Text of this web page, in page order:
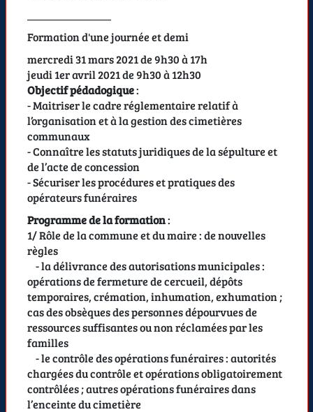
Formation d'une journée et demi
mercredi 31 mars 2021 de 9h30 à 17h
jeudi 1er avril 2021 de 9h30 à 12h30
Objectif pédadogique:
- Maitriser le cadre réglementaire relatif à
l’organisation et à la gestion des cimetières
communaux
- Connaître les statuts juridiques de la sépulture et
de l’acte de concession
- Sécuriser les procédures et pratiques des
opérateurs funéraires
Programme de la formation:
1/ Rôle de la commune et du maire : de nouvelles
règles
- la délivrance des autorisations municipales :
opérations de fermeture de cercueil, dépôts
temporaires, crémation, inhumation, exhumation ;
cas des obsèques des personnes dépourvues de
ressources suffisantes ou non réclamées par les
familles
- le contrôle des opérations funéraires : autorités
chargées du contrôle et opérations obligatoirement
contrôlées ; autres opérations funéraires dans
l’enceinte du cimetière